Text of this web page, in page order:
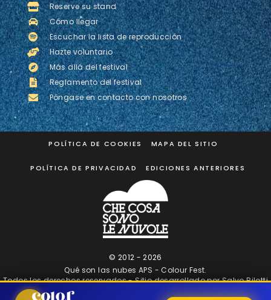
Reserve su stand
Cómo llegar
Escuchar la lista de reproducción
Hazte voluntario
Más allá del festival
Reglamento del festival
Póngase en contacto con nosotros
POLÍTICA DE COOKIES MAPA DEL SITIO
POLÍTICA DE PRIVACIDAD EDICIONES ANTERIORES
© 2012 -2026
Qué son las nubes APS - Colour Fest.
Todos los derechos reservados - Sitio desarrollado porSalvo Bilotti